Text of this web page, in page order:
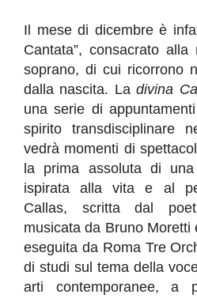
Il mese di dicembre è
Cantata”, consacrato
soprano, di cui ricorrono
dalla nascita. Ladivina
una serie di
spirito transdisciplinare
vedrà momenti di
la prima assoluta di
ispirata alla vita e al
Callas, scritta dal
musicata da Bruno Moretti
eseguita da Roma Tre
di studi sul tema della
arti contemporanee, a